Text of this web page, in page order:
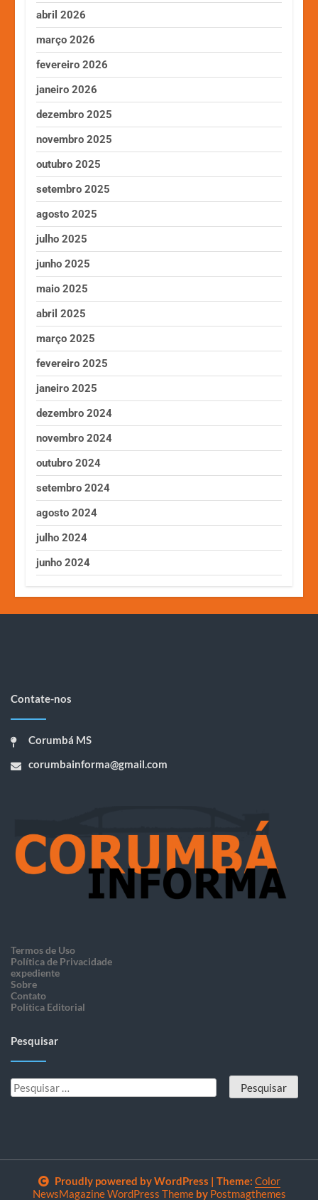
abril 2026
março 2026
fevereiro 2026
janeiro 2026
dezembro 2025
novembro 2025
outubro 2025
setembro 2025
agosto 2025
julho 2025
junho 2025
maio 2025
abril 2025
março 2025
fevereiro 2025
janeiro 2025
dezembro 2024
novembro 2024
outubro 2024
setembro 2024
agosto 2024
julho 2024
junho 2024
Contate-nos
Corumbá MS
corumbainforma@gmail.com
Termos de Uso
Política de Privacidade
expediente
Sobre
Contato
Política Editorial
Pesquisar
Proudly powered by WordPress | Theme: Color
NewsMagazine WordPress Themeby Postmagthemes